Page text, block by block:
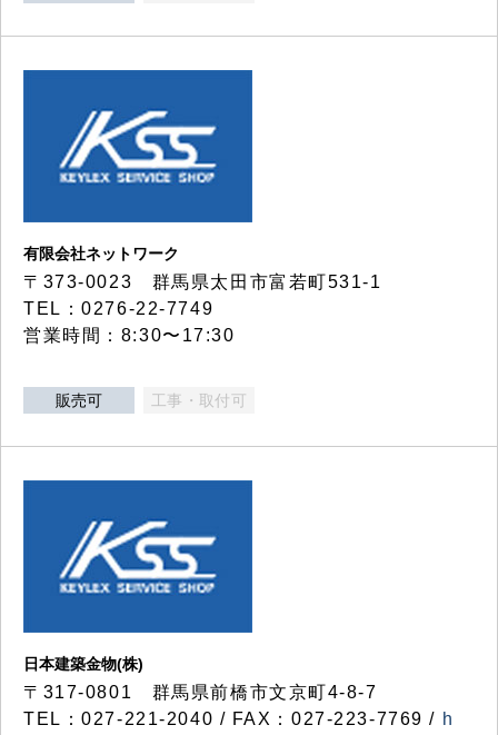
有限会社ネットワーク
〒373-0023 群馬県太田市富若町531-1
TEL：0276-22-7749
営業時間：8:30〜17:30
販売可 工事・取付可
日本建築金物(株)
〒317‐0801 群馬県前橋市文京町4-8-7
TEL：027-221-2040 / FAX：027-223-7769 / h